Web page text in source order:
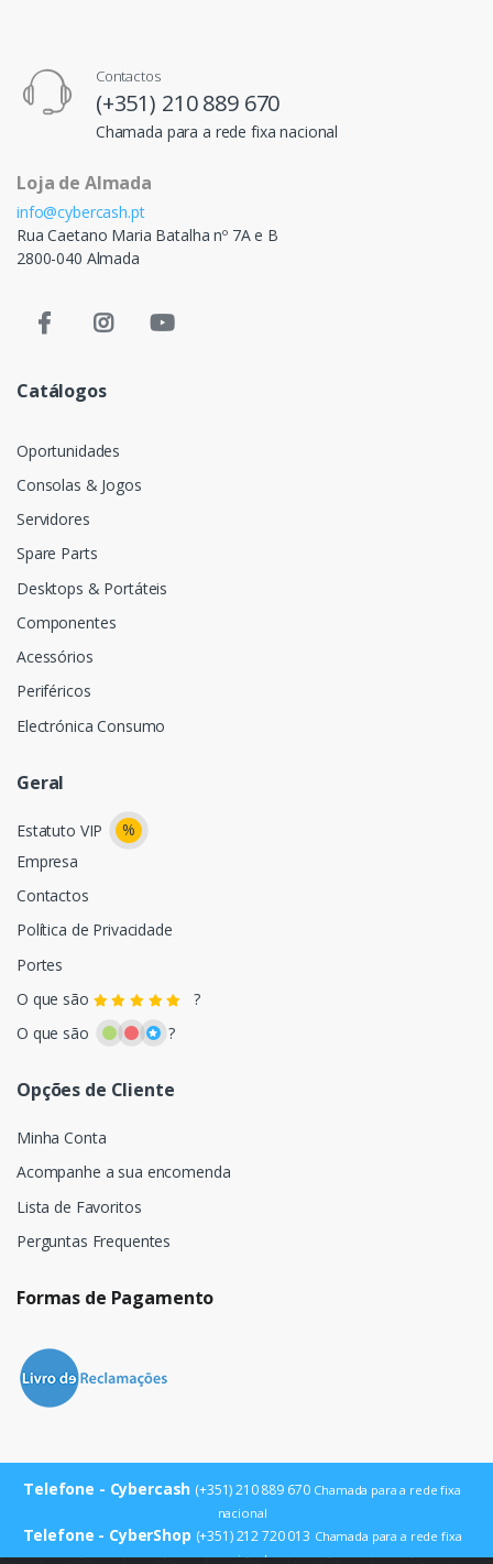
Contactos
(+351) 210 889 670
Chamada para a rede fixa nacional
Loja de Almada
info@cybercash.pt
Rua Caetano Maria Batalha nº 7A e B
2800-040 Almada
Catálogos
Oportunidades
Consolas & Jogos
Servidores
Spare Parts
Desktops & Portáteis
Componentes
Acessórios
Periféricos
Electrónica Consumo
Geral
Estatuto VIP
%
Empresa
Contactos
Política de Privacidade
Portes
O que são
?
O que são
?
Opções de Cliente
Minha Conta
Acompanhe a sua encomenda
Lista de Favoritos
Perguntas Frequentes
Formas de Pagamento
Telefone - Cybercash (+351) 210 889 670 Chamada para a rede fixa
nacional
Telefone - CyberShop (+351) 212 720 013 Chamada para a rede fixa
nacional